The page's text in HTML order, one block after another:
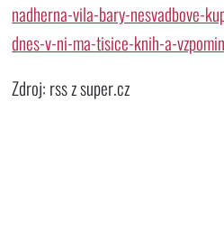
nadherna-vila-bary-nesvadbove-
dnes-v-ni-ma-tisice-knih-a-
Zdroj: rss z super.cz